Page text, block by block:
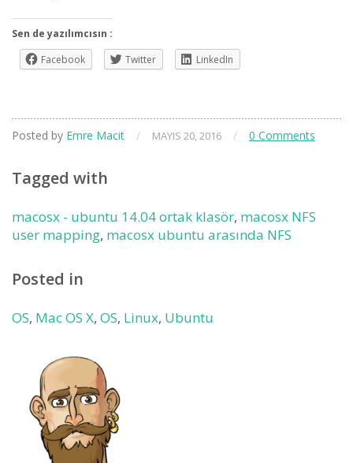
Sen de yazılımcısın :
Facebook
Twitter LinkedIn
Posted by Emre Macit / MAYIS 20, 2016 / 0 Comments
Tagged with
macosx - ubuntu 14.04 ortak klasör, macosx NFS
user mapping, macosx ubuntu arasında NFS
Posted in
OS, Mac OS X, OS, Linux, Ubuntu